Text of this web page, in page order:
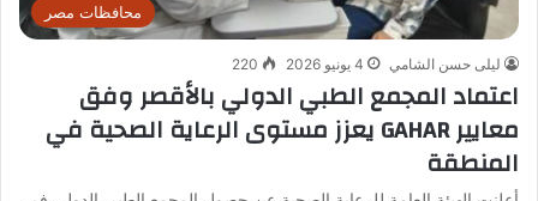
محافظات مصر
ليلى حسن الشامي 4 يونيو 2026 220
اعتماد المجمع الطبي الدولي بالأقصر وفق
معايير GAHAR يعزز مستوى الرعاية الصحية في
المنطقة